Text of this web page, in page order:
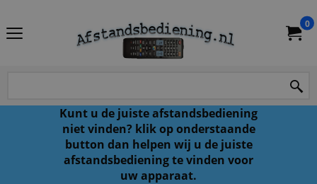
0
Kunt u de juiste afstandsbediening
niet vinden? klik op onderstaande
button dan helpen wij u de juiste
afstandsbediening te vinden voor
uw apparaat.